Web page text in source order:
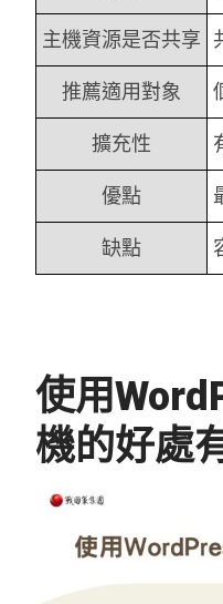
主機資源是否共享
推薦適用對象
擴充性
優點
缺點
使用
機的好處